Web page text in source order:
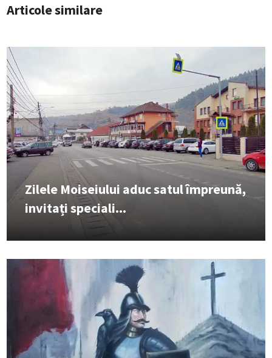
Articole similare
Zilele Moiseiului aduc satul împreună,
invitați speciali...